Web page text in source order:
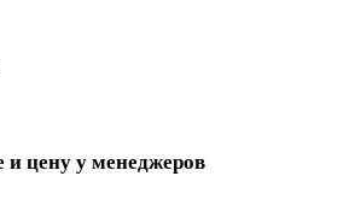
и цену у менеджеров